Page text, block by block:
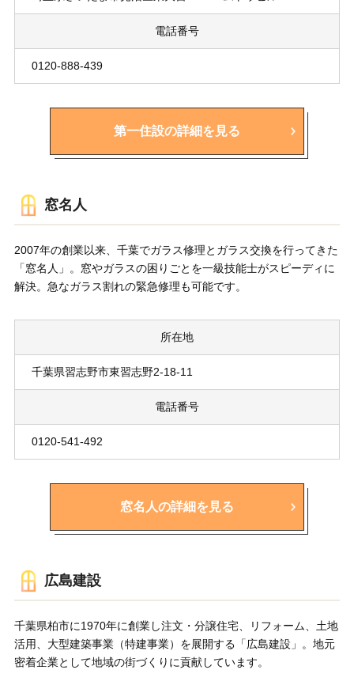
電話番号
0120-888-439
第一住設の詳細を見る
窓名人
2007年の創業以来、千葉でガラス修理とガラス交換を行ってきた
「窓名人」。窓やガラスの困りごとを一級技能士がスピーディに
解決。急なガラス割れの緊急修理も可能です。
所在地
千葉県習志野市東習志野2-18-11
電話番号
0120-541-492
窓名人の詳細を見る
広島建設
千葉県柏市に1970年に創業し注文・分譲住宅、リフォーム、土地
活用、大型建築事業（特建事業）を展開する「広島建設」。地元
密着企業として地域の街づくりに貢献しています。